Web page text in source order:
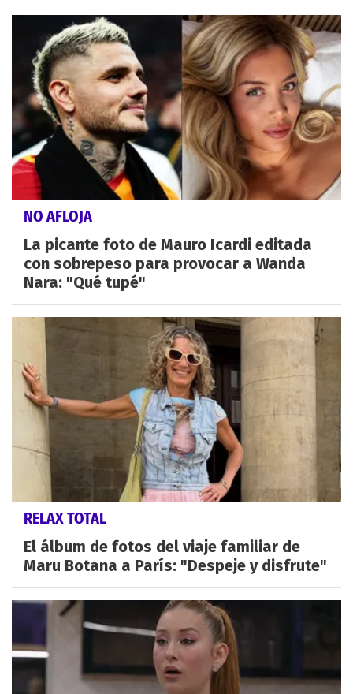
NO AFLOJA
La picante foto de Mauro Icardi editada
con sobrepeso para provocar a Wanda
Nara: "Qué tupé"
RELAX TOTAL
El álbum de fotos del viaje familiar de
Maru Botana a París: "Despeje y disfrute"